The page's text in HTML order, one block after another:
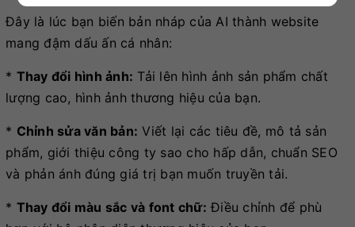
Đây là lúc bạn biến bản nháp của AI thành website
mang đậm dấu ấn cá nhân:
* Thay đổi hình ảnh: Tải lên hình ảnh sản phẩm chất
lượng cao, hình ảnh thương hiệu của bạn.
* Chỉnh sửa văn bản: Viết lại các tiêu đề, mô tả sản
phẩm, giới thiệu công ty sao cho hấp dẫn, chuẩn SEO
và phản ánh đúng giá trị bạn muốn truyền tải.
* Thay đổi màu sắc và font chữ: Điều chỉnh để phù